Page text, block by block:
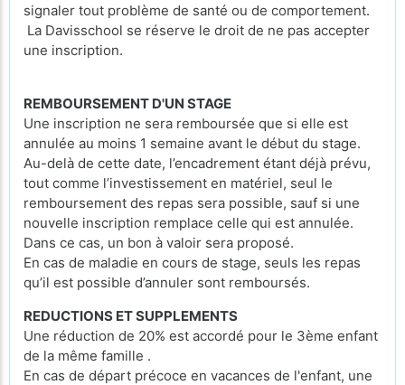
signaler tout problème de santé ou de comportement.
La Davisschool se réserve le droit de ne pas accepter
une inscription.
REMBOURSEMENT D'UN STAGE
Une inscription ne sera remboursée que si elle est
annulée au moins 1 semaine avant le début du stage.
Au-delà de cette date, l’encadrement étant déjà prévu,
tout comme l’investissement en matériel, seul le
remboursement des repas sera possible, sauf si une
nouvelle inscription remplace celle qui est annulée.
Dans ce cas, un bon à valoir sera proposé.
En cas de maladie en cours de stage, seuls les repas
qu’il est possible d’annuler sont remboursés.
REDUCTIONS ET SUPPLEMENTS
Une réduction de 20% est accordé pour le 3ème enfant
de la même famille .
En cas de départ précoce en vacances de l'enfant, une